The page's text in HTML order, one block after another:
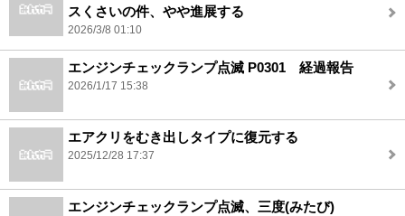
スくさいの件、やや進展する
2026/3/8 01:10
エンジンチェックランプ点滅 P0301 経過報告
2026/1/17 15:38
エアクリをむき出しタイプに復元する
2025/12/28 17:37
エンジンチェックランプ点滅、三度(みたび)